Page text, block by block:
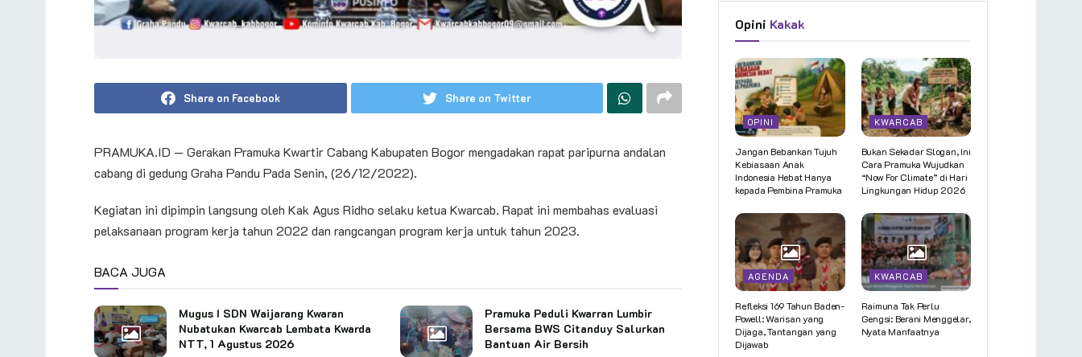
Share on Facebook Share on Twitter
PRAMUKA.ID — Gerakan Pramuka Kwartir Cabang Kabupaten Bogor mengadakan rapat paripurna andalan
cabang di gedung Graha Pandu Pada Senin, (26/12/2022).
Kegiatan ini dipimpin langsung oleh Kak Agus Ridho selaku ketua Kwarcab. Rapat ini membahas evaluasi
pelaksanaan program kerja tahun 2022 dan rangcangan program kerja untuk tahun 2023.
BACA JUGA
Mugus I SDN Waijarang Kwaran
Nubatukan Kwarcab Lembata Kwarda
NTT, 1 Agustus 2026
Pramuka Peduli Kwarran Lumbir
Bersama BWS Citanduy Salurkan
Bantuan Air Bersih
Opini Kakak
OPINI
Jangan Bebankan Tujuh
Kebiasaan Anak
Indonesia Hebat Hanya
kepada Pembina Pramuka
KWARCAB
Bukan Sekadar Slogan, Ini
Cara Pramuka Wujudkan
“Now For Climate” di Hari
Lingkungan Hidup 2026
AGENDA
Refleksi 169 Tahun Baden-
Powell: Warisan yang
Dijaga, Tantangan yang
Dijawab
KWARCAB
Raimuna Tak Perlu
Gengsi: Berani Menggelar,
Nyata Manfaatnya